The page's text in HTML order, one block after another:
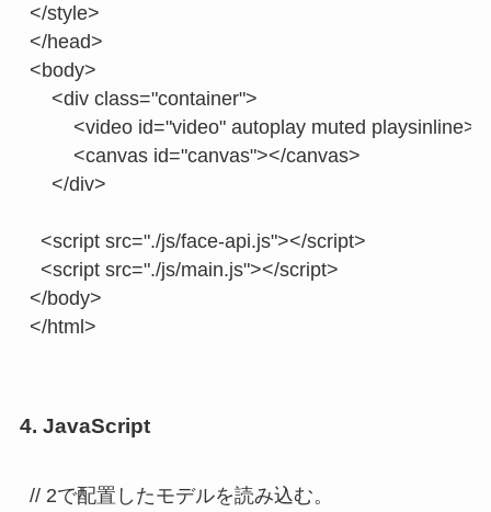
</style>
</head>
<body>
    <div class="container">
<video id="video" autoplay muted
        <canvas id="canvas"></canvas>
    </div>
  <script src="./js/face-api.js"></script>
  <script src="./js/main.js"></script>
</body>
4. JavaScript
// 2で配置したモデルを読み込む。